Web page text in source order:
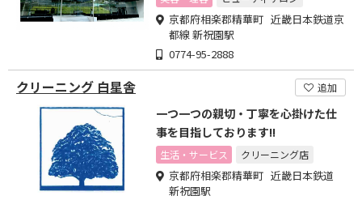
京都府相楽郡精華町 近畿日本鉄道京
都線 新祝園駅
0774-95-2888
クリーニング 白星舎 追加
一つ一つの親切・丁寧を心掛けた仕
事を目指しております!!
生活・サービス クリーニング店
京都府相楽郡精華町 近畿日本鉄道
新祝園駅